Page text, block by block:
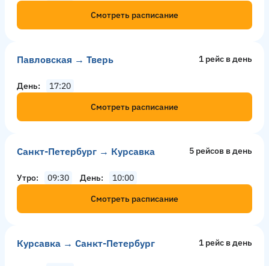
Смотреть расписание
Павловская → Тверь 1 рейс в день
День
17:20
Смотреть расписание
Санкт-Петербург → Курсавка 5 рейсов в день
Утро 09:30 День
10:00
Смотреть расписание
Курсавка → Санкт-Петербург 1 рейс в день